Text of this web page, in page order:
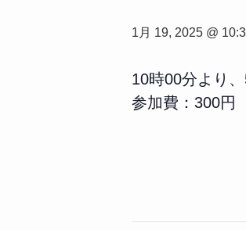
1月 19, 2025 @
10時00分より
参加費：300円